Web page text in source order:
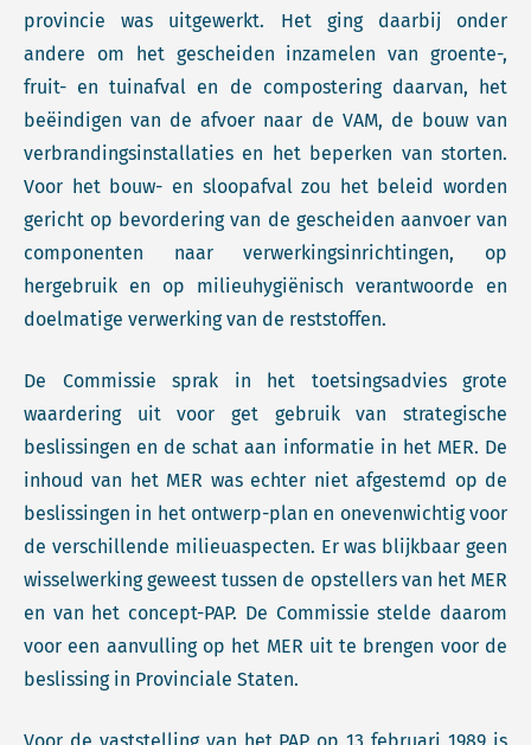
provincie was uitgewerkt. Het ging daarbij onder
andere om het gescheiden inzamelen van groente-,
fruit- en tuinafval en de compostering daarvan, het
beëindigen van de afvoer naar de VAM, de bouw van
verbrandingsinstallaties en het beperken van storten.
Voor het bouw- en sloopafval zou het beleid worden
gericht op bevordering van de gescheiden aanvoer van
componenten naar verwerkingsinrichtingen, op
hergebruik en op milieuhygiënisch verantwoorde en
doelmatige verwerking van de reststoffen.
De Commissie sprak in het toetsingsadvies grote
waardering uit voor get gebruik van strategische
beslissingen en de schat aan informatie in het MER. De
inhoud van het MER was echter niet afgestemd op de
beslissingen in het ontwerp-plan en onevenwichtig voor
de verschillende milieuaspecten. Er was blijkbaar geen
wisselwerking geweest tussen de opstellers van het MER
en van het concept-PAP. De Commissie stelde daarom
voor een aanvulling op het MER uit te brengen voor de
beslissing in Provinciale Staten.